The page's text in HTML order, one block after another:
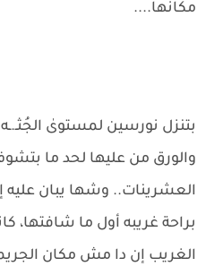
مكانها....
بتنزل نورسين لمستوىٰ
والورق من عليها لحد ما
العشرينات.. وشها يبان
براحة غريبه أول ما شافتها،
الغريب إن دا مش مكان